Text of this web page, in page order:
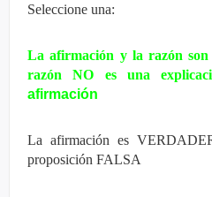
Seleccione una:
La afirmación y la razón
razón NO es una
afirmación
La afirmación es
proposición FALSA